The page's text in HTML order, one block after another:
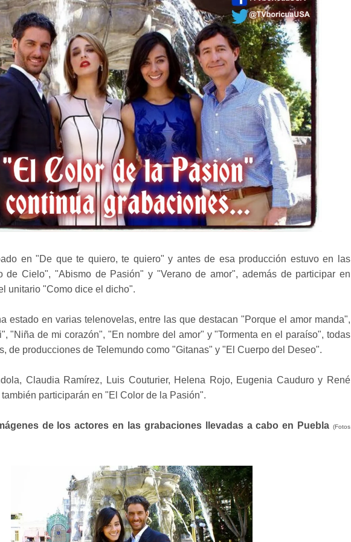
en "De que te quiero, te quiero" y antes de esa producción estuvo en las
de Cielo", "Abismo de Pasión" y "Verano de amor", además de participar en
unitario "Como dice el dicho".
estado en varias telenovelas, entre las que destacan "Porque el amor manda",
"Niña de mi corazón", "En nombre del amor" y "Tormenta en el paraíso", todas
de producciones de Telemundo como "Gitanas" y "El Cuerpo del Deseo".
Claudia Ramírez, Luis Couturier, Helena Rojo, Eugenia Cauduro y René
también participarán en "El Color de la Pasión".
de los actores en las grabaciones llevadas a cabo en Puebla (Fotos